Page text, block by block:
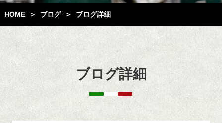
HOME ＞ ブログ ＞ ブログ詳細
ブログ詳細